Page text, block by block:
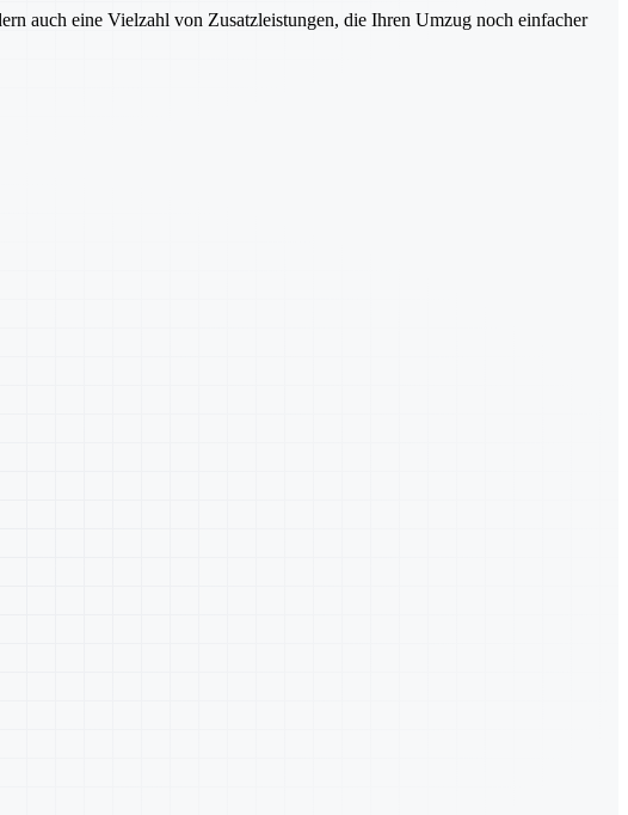
auch eine Vielzahl von Zusatzleistungen, die Ihren Umzug noch einfacher